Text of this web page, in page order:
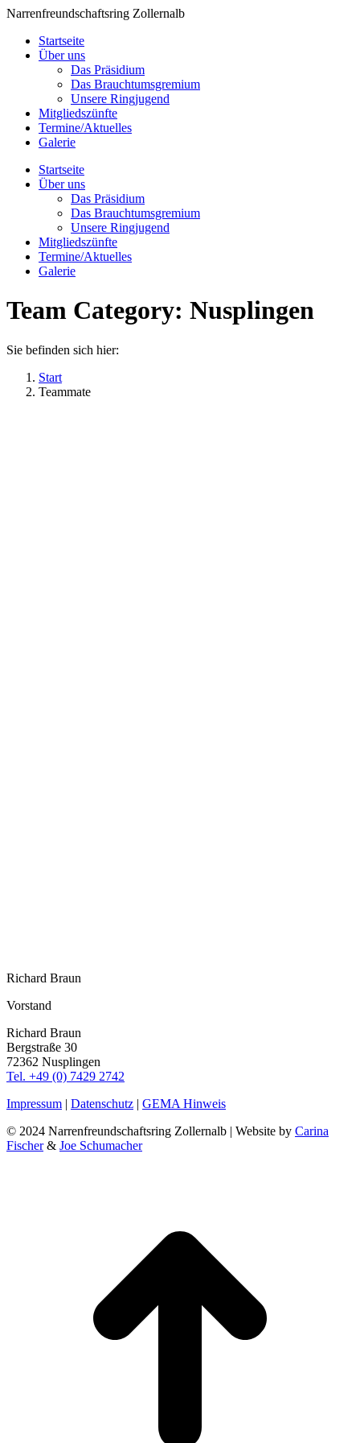
Zum
springen
Narrenfreundschaftsring Zollernalb
Startseite
Über uns
Das Präsidium
Das Brauchtumsgremium
Unsere Ringjugend
Mitgliedszünfte
Termine/Aktuelles
Galerie
Startseite
Über uns
Das Präsidium
Das Brauchtumsgremium
Unsere Ringjugend
Mitgliedszünfte
Termine/Aktuelles
Galerie
Team Category: Nusplingen
Sie befinden sich hier:
Start
Teammate
Richard Braun
Vorstand
Richard Braun
Bergstraße 30
72362 Nusplingen
Tel. +49 (0) 7429 2742
Persönlicher
/
Webseite
E-
Facebook
Impressum | Datenschutz | GEMA Hinweis
© 2024 Narrenfreundschaftsring Zollernalb | Website by Carina
Fischer& Joe Schumacher